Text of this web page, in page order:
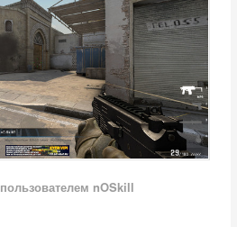
пользователем nOSkill